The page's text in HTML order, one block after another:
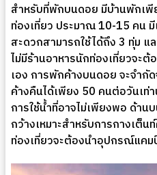
สำหรับที่พักบนดอย มีบ้านพักเพี
ท่องเที่ยว ประมาณ 10-15 คน
สะดวกสามารถใช้ได้ถึง 3 ทุ่ม
ไม่มีร้านอาหารนักท่องเที่ยวจะต้
เอง การพักค้างบนดอย จะจำกั
ค้างคืนได้เพียง 50 คนต่อวันเท่
การใช้น้ำที่อาจไม่เพียงพอ ด้า
กว้างเหมาะสำหรับการกางเต็
ท่องเที่ยวจะต้องนำอุปกรณ์แคม